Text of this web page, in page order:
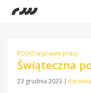
RODO w prawie pracy
Świąteczna
23 grudnia 2023 |